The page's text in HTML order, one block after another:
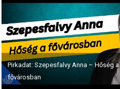
Pirkadat: Szepesfalvy Anna – Hőség a
fővárosban